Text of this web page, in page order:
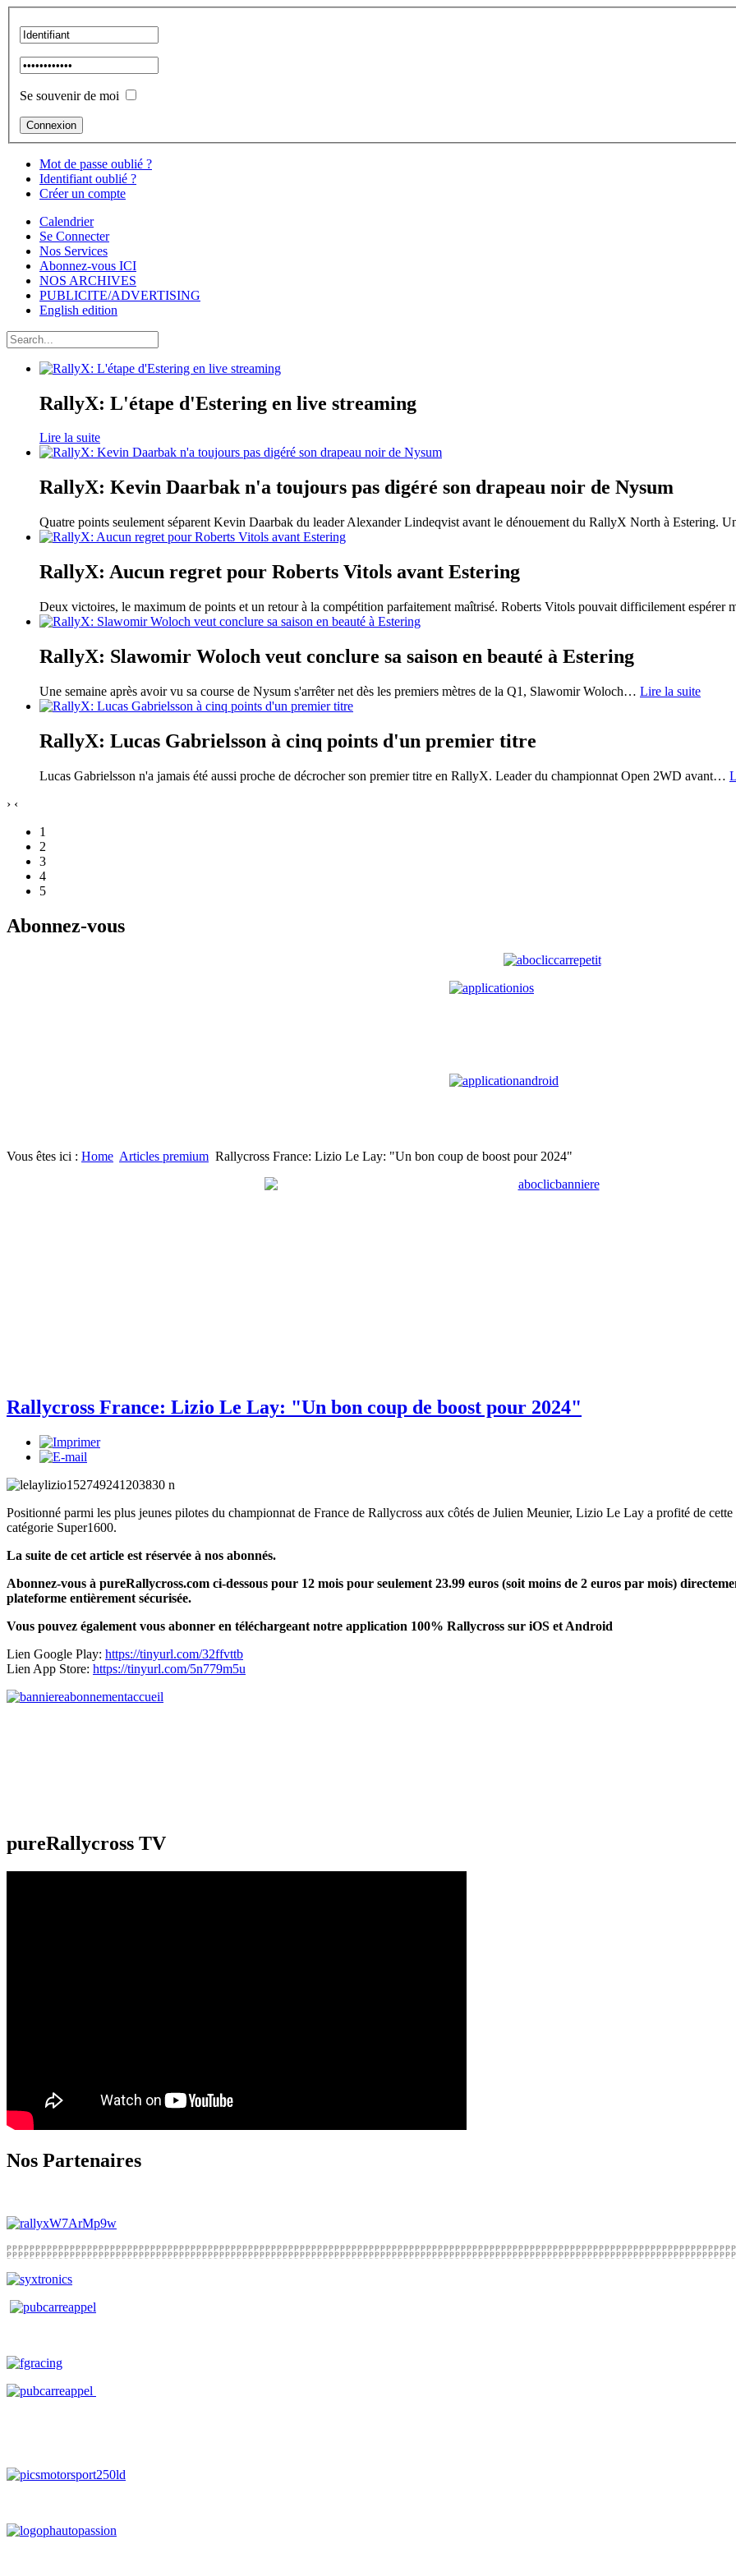
Se souvenir de moi
Mot de passe oublié ?
Identifiant oublié ?
Créer un compte
Calendrier
Se Connecter
Nos Services
Abonnez-vous ICI
NOS ARCHIVES
PUBLICITE/ADVERTISING
English edition
RallyX: L'étape d'Estering en live streaming
Lire la suite
RallyX: Kevin Daarbak n'a toujours pas digéré son drapeau noir de Nysum
Quatre points seulement séparent Kevin Daarbak du leader Alexander Lindeqvist avant le dénouement du RallyX North à Estering.
RallyX: Aucun regret pour Roberts Vitols avant Estering
Deux victoires, le maximum de points et un retour à la compétition parfaitement maîtrisé. Roberts Vitols pouvait difficilement espérer
RallyX: Slawomir Woloch veut conclure sa saison en beauté à Estering
Une semaine après avoir vu sa course de Nysum s'arrêter net dès les premiers mètres de la Q1, Slawomir Woloch… Lire la suite
RallyX: Lucas Gabrielsson à cinq points d'un premier titre
Lucas Gabrielsson n'a jamais été aussi proche de décrocher son premier titre en RallyX. Leader du championnat Open 2WD avant…
› ‹
1
2
3
4
5
Abonnez-vous
Vous êtes ici : Home Articles premium Rallycross France: Lizio Le Lay: "Un bon coup de boost pour 2024"
Rallycross France: Lizio Le Lay: "Un bon coup de boost pour 2024"
Positionné parmi les plus jeunes pilotes du championnat de France de Rallycross aux côtés de Julien Meunier, Lizio Le Lay a profité de
catégorie Super1600.
La suite de cet article est réservée à nos abonnés.
Abonnez-vous à pureRallycross.com ci-dessous pour 12 mois pour seulement 23.99 euros (soit moins de 2 euros par mois)
plateforme entièrement sécurisée.
Vous pouvez également vous abonner en téléchargeant notre application 100% Rallycross sur iOS et Android
Lien Google Play: https://tinyurl.com/32ffvttb
Lien App Store: https://tinyurl.com/5n779m5u
pureRallycross TV
Nos Partenaires